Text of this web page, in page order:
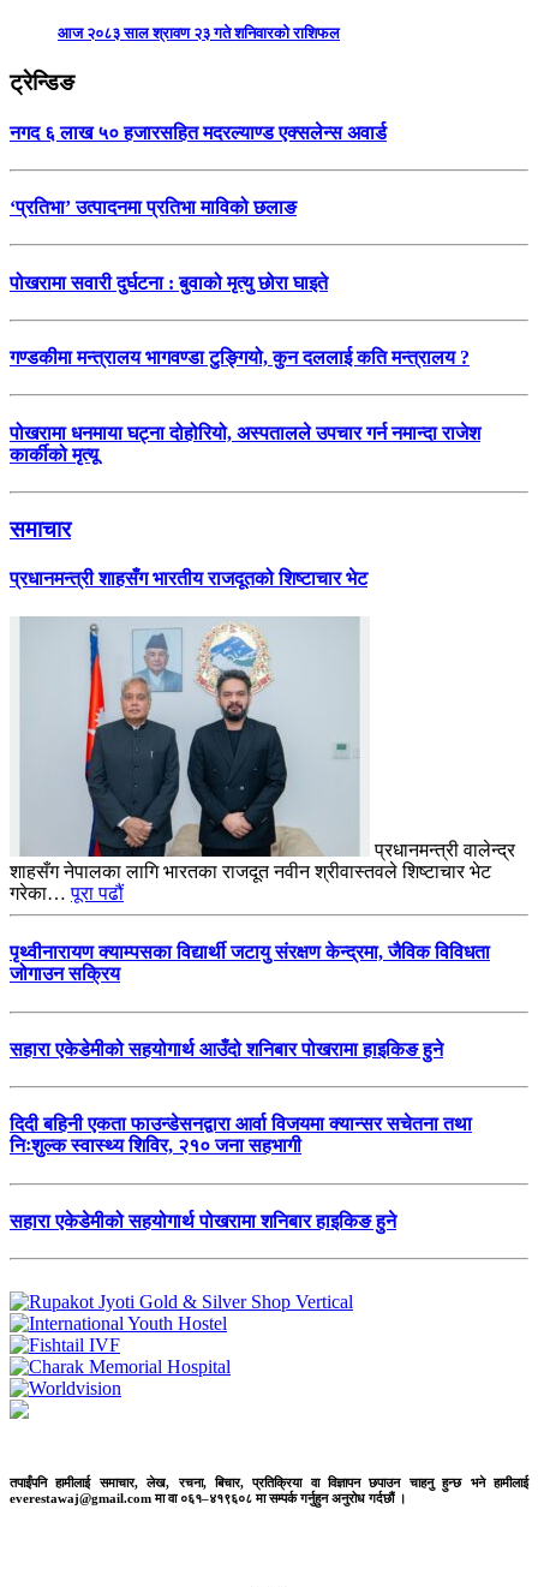
आज २०८३ साल श्रावण २३ गते शनिवारको राशिफल
ट्रेन्डिङ
नगद ६ लाख ५० हजारसहित मदरल्याण्ड एक्सलेन्स अवार्ड
‘प्रतिभा’ उत्पादनमा प्रतिभा माविको छलाङ
पोखरामा सवारी दुर्घटना : बुवाको मृत्यु छोरा घाइते
गण्डकीमा मन्त्रालय भागवण्डा टुङ्गियो, कुन दललाई कति मन्त्रालय ?
पोखरामा धनमाया घट्ना दोहोरियो, अस्पतालले उपचार गर्न नमान्दा राजेश
कार्कीको मृत्यू
समाचार
प्रधानमन्त्री शाहसँग भारतीय राजदूतको शिष्टाचार भेट
प्रधानमन्त्री वालेन्द्र
शाहसँग नेपालका लागि भारतका राजदूत नवीन श्रीवास्तवले शिष्टाचार भेट
गरेका…पूरा पढौं
पृथ्वीनारायण क्याम्पसका विद्यार्थी जटायु संरक्षण केन्द्रमा, जैविक विविधता
जोगाउन सक्रिय
सहारा एकेडेमीको सहयोगार्थ आउँदो शनिबार पोखरामा हाइकिङ हुने
दिदी बहिनी एकता फाउन्डेसनद्वारा आर्वा विजयमा क्यान्सर सचेतना तथा
निःशुल्क स्वास्थ्य शिविर, २१० जना सहभागी
सहारा एकेडेमीको सहयोगार्थ पोखरामा शनिबार हाइकिङ हुने
तपाईंपनि हामीलाई समाचार, लेख, रचना, बिचार, प्रतिक्रिया वा विज्ञापन छपाउन चाहनु हुन्छ भने हामीलाई
everestawaj@gmail.com मा वा ०६१–४१९६०८ मा सम्पर्क गर्नुहुन अनुरोध गर्दछौं ।